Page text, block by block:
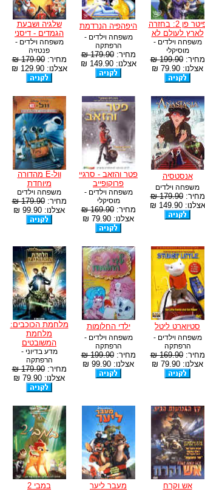
פיטר פן 2: בחזרה
לארץ לעולם לא
משפחה וילדים -
מוסיקלי
מחיר:199.90 ₪
אצלנו: 79.90 ₪
היפהפיה הנרדמת
משפחה וילדים -
הרפתקה
מחיר:179.90 ₪
אצלנו: 149.90 ₪
שלגיה ושבעת
הגמדים - דיסני
משפחה וילדים -
פנטזיה
מחיר:179.90 ₪
אצלנו: 129.90 ₪
אנסטסיה
משפחה וילדים
מחיר:179.90 ₪
אצלנו: 149.90 ₪
פטר והזאב - סרגיי
פרוקופייב
משפחה וילדים -
מוסיקלי
מחיר:169.90 ₪
אצלנו: 79.90 ₪
וול-E מהדורה
מיוחדת
משפחה וילדים
מחיר:179.90 ₪
אצלנו: 99.90 ₪
סטיוארט ליטל
משפחה וילדים -
הרפתקה
מחיר:169.90 ₪
אצלנו: 79.90 ₪
ילדי החלומות
משפחה וילדים -
הרפתקה
מחיר:199.90 ₪
אצלנו: 99.90 ₪
מלחמת הכוכבים:
מלחמת
המשובטים
מדע בדיוני -
הרפתקה
מחיר:179.90 ₪
אצלנו: 79.90 ₪
אש וקרח מעבר ליער במבי 2